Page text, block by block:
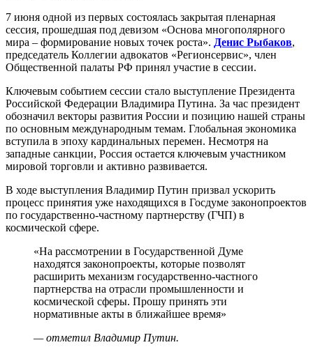
7 июня одной из первых состоялась закрытая пленарная
сессия, прошедшая под девизом «Основа многополярного
мира – формирование новых точек роста». Денис Рыбаков,
председатель Коллегии адвокатов «Регионсервис», член
Общественной палаты РФ принял участие в сессии.
Ключевым событием сессии стало выступление Президента
Российской Федерации Владимира Путина. За час президент
обозначил векторы развития России и позицию нашей страны
по основным международным темам. Глобальная экономика
вступила в эпоху кардинальных перемен. Несмотря на
западные санкции, Россия остается ключевым участником
мировой торговли и активно развивается.
В ходе выступления Владимир Путин призвал ускорить
процесс принятия уже находящихся в Госдуме законопроектов
по государственно-частному партнерству (ГЧП) в
космической сфере.
«На рассмотрении в Государственной Думе
находятся законопроекты, которые позволят
расширить механизм государственно-частного
партнерства на отрасли промышленности и
космической сферы. Прошу принять эти
нормативные акты в ближайшее время»
— отметил Владимир Путин.